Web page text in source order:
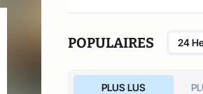
POPULAIRES 24
PLUS LUS